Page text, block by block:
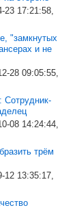
23 17:21:58,
"замкнутых
и не
28 09:05:55,
Сотрудник-
08 14:24:44,
трём
12 13:35:17,